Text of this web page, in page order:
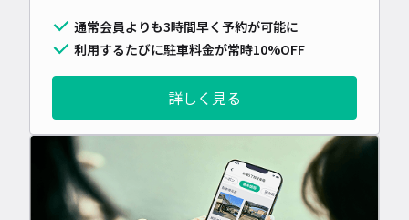
通常会員よりも3時間早く予約が可能に
利用するたびに駐車料金が常時10%OFF
詳しく見る